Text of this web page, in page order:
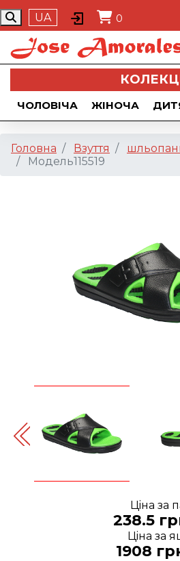
UA 0
ЧОЛОВІЧА ЖІНОЧА
Головна Взуття
Модель115519
Цiна за
238.5
Цiна за
1908